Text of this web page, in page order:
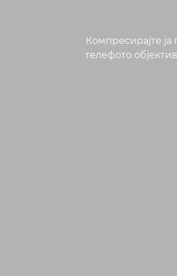
Компресирајте
телефото